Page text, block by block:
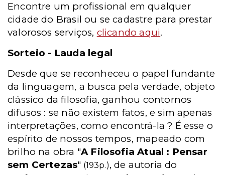
Encontre um profissional em qualquer
cidade do Brasil ou se cadastre para prestar
valorosos serviços, clicando aqui.
Sorteio - Lauda legal
Desde que se reconheceu o papel fundante
da linguagem, a busca pela verdade, objeto
clássico da filosofia, ganhou contornos
difusos : se não existem fatos, e sim apenas
interpretações, como encontrá-la ? É esse o
espírito de nossos tempos, mapeado com
brilho na obra "A Filosofia Atual : Pensar
sem Certezas" (193p.), de autoria do